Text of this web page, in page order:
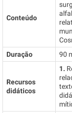
Conteúdo
Duração
90
Recursos
didáticos
1.